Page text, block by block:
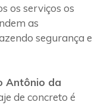
os serviços os
as
segurança e
Antônio da
de concreto é